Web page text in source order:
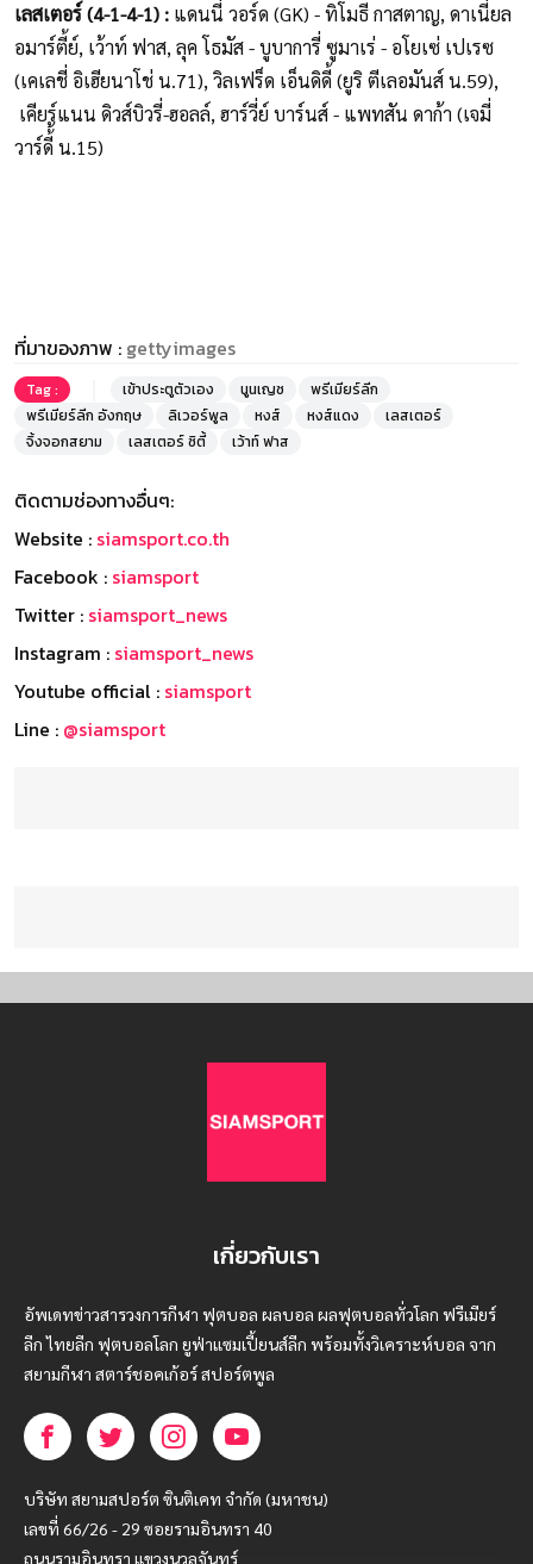
เลสเตอร์ (4-1-4-1) : แดนนี่ วอร์ด (GK) - ทิโมธี กาสตาญ, ดาเนี่ยล
อมาร์ตี้ย์, เว้าท์ ฟาส, ลุค โธมัส - บูบาการี่ ซูมาเร่ - อโยเซ่ เปเรซ
(เคเลชี่ อิเฮียนาโช่ น.71), วิลเฟร็ด เอ็นดิดี้ (ยูริ ตีเลอมันส์ น.59),
เคียร์แนน ดิวส์บิวรี่-ฮอลล์, ฮาร์วี่ย์ บาร์นส์ - แพทสัน ดาก้า (เจมี่
วาร์ดี้้ น.15)
ที่มาของภาพ : gettyimages
Tag : เข้าประตูตัวเอง นูนเญซ
พรีเมียร์ลีก
พรีเมียร์ลีก อังกฤษ
ลิเวอร์พูล หงส์ หงส์แดง
เลสเตอร์
จิ้งจอกสยาม
เลสเตอร์ ซิตี้ เว้าท์ ฟาส
ติดตามช่องทางอื่นๆ:
Website : siamsport.co.th
Facebook : siamsport
Twitter : siamsport_news
Instagram : siamsport_news
Youtube official : siamsport
Line : @siamsport
เกี่ยวกับเรา
อัพเดทข่าวสารวงการกีฬา ฟุตบอล ผลบอล ผลฟุตบอลทั่วโลก ฟรีเมียร์
ลีก ไทยลีก ฟุตบอลโลก ยูฟ่าแซมเปี้ยนส์ลีก พร้อมทั้งวิเคราะห์บอล จาก
สยามกีฬา สตาร์ชอคเก้อร์ สปอร์ตพูล
บริษัท สยามสปอร์ต ซินติเคท จำกัด (มหาชน)
เลขที่ 66/26 - 29 ซอยรามอินทรา 40
ถนนรามอินทรา แขวงนวลจันทร์